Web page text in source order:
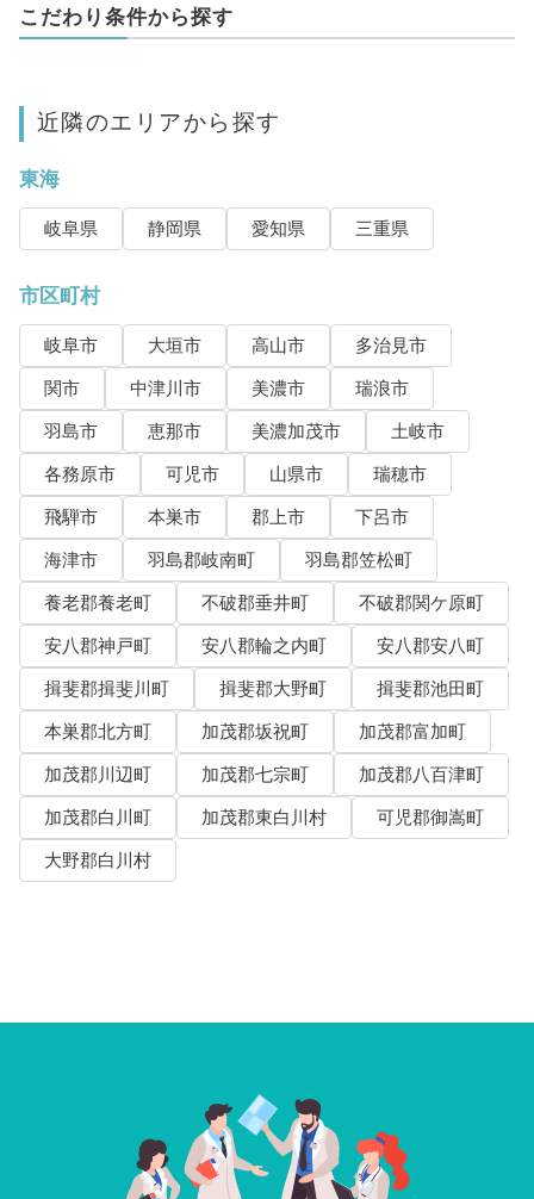
こだわり条件から探す
近隣のエリアから探す
東海
岐阜県 静岡県 愛知県 三重県
市区町村
岐阜市 大垣市 高山市
多治見市
関市
中津川市 美濃市
瑞浪市
羽島市
恵那市 美濃加茂市
土岐市
各務原市
可児市 山県市
瑞穂市
飛騨市
本巣市 郡上市
下呂市
海津市
羽島郡岐南町
羽島郡笠松町
養老郡養老町
不破郡垂井町
不破郡関ケ原町
安八郡神戸町
安八郡輪之内町
安八郡安八町
揖斐郡揖斐川町
揖斐郡大野町
揖斐郡池田町
本巣郡北方町
加茂郡坂祝町
加茂郡富加町
加茂郡川辺町
加茂郡七宗町
加茂郡八百津町
加茂郡白川町
加茂郡東白川村
可児郡御嵩町
大野郡白川村